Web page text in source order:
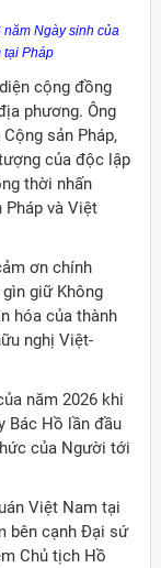
Ngày sinh của
tại Pháp
cộng đồng
phương. Ông
sản Pháp,
của độc lập
thời nhấn
và Việt
ơn chính
giữ Không
hóa của thành
nghị Việt-
năm 2026 khi
Bác Hồ lần đầu
của Người tới
Việt Nam tại
bên cạnh Đại sứ
Chủ tịch Hồ